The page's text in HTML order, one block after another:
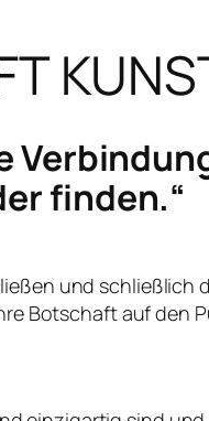
finden.“
und schließlich
Botschaft auf den